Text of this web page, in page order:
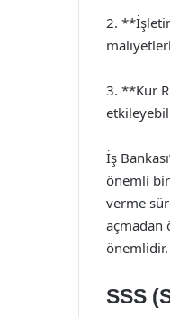
2.
3. **Kur
İş
önemli
verme
açmadan
önemlidir.
SSS